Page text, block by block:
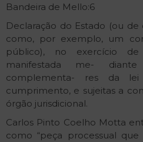
Bandeira de Mello:6
Declaração do Estado (ou
como, por exemplo, um
público), no exercício de
manifestada me- diante
complementa- res da
cumprimento, e sujeitas a
órgão jurisdicional.
Carlos Pinto Coelho Motta
como “peça processual